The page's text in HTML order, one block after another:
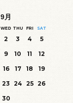
9月
WED THU FRI SAT
2 3 4
5
9 10 11
12
16 17 18
19
23 24 25 26
30